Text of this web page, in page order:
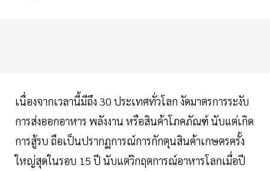
เนื่องจากเวลานี้มีถึง 30 ประเทศทั่วโลก งัดมาตรการระงับ
การส่งออกอาหาร พลังงาน หรือสินค้าโภคภัณฑ์ นับแต่เกิด
การสู้รบ ถือเป็นปรากฏการณ์การกักตุนสินค้าเกษตรครั้ง
ใหญ่สุดในรอบ 15 ปี นับแต่วิกฤตการณ์อาหารโลกเมื่อปี